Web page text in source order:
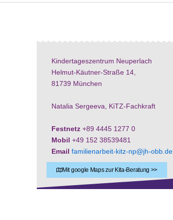
Kindertageszentrum Neuperlach
Helmut-Käutner-Straße 14,
81739 München
Natalia Sergeeva, KiTZ-Fachkraft
Festnetz +89 4445 1277 0
Mobil +49 152 38539481
Email familienarbeit-kitz-np@jh-obb.de
Mit google Maps zur Kita-Beratung >>